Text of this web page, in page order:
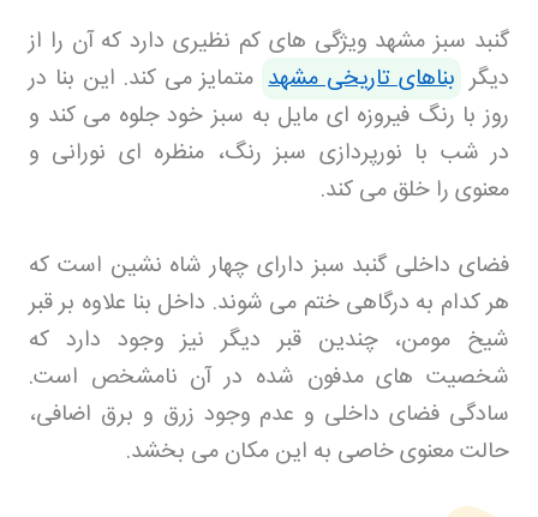
گنبد سبز مشهد ویژگی های کم نظیری دارد که آن را از
دیگر بناهای تاریخی مشهد متمایز می کند. این بنا در
روز با رنگ فیروزه ای مایل به سبز خود جلوه می کند و
در شب با نورپردازی سبز رنگ، منظره ای نورانی و
معنوی را خلق می کند.
فضای داخلی گنبد سبز دارای چهار شاه نشین است که
هر کدام به درگاهی ختم می شوند. داخل بنا علاوه بر قبر
شیخ مومن، چندین قبر دیگر نیز وجود دارد که
شخصیت های مدفون شده در آن نامشخص است.
سادگی فضای داخلی و عدم وجود زرق و برق اضافی،
حالت معنوی خاصی به این مکان می بخشد.